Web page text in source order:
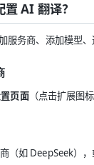
AI 翻译？
服务商、添加模型、
页面（点击扩展图
（如 DeepSeek）